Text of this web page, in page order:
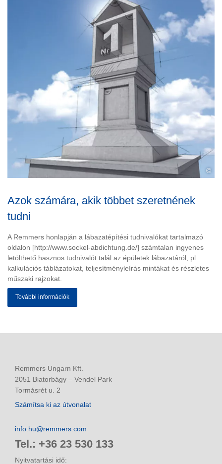
©
Azok számára, akik többet szeretnének
tudni
A Remmers honlapján a lábazatépítési tudnivalókat tartalmazó
oldalon [http://www.sockel-abdichtung.de/] számtalan ingyenes
letölthető hasznos tudnivalót talál az épületek lábazatáról, pl.
kalkulációs táblázatokat, teljesítményleírás mintákat és részletes
műszaki rajzokat.
További információk
Remmers Ungarn Kft.
2051 Biatorbágy – Vendel Park
Tormásrét u. 2
Számítsa ki az útvonalat
info.hu@remmers.com
Tel.: +36 23 530 133
Nyitvatartási idő: